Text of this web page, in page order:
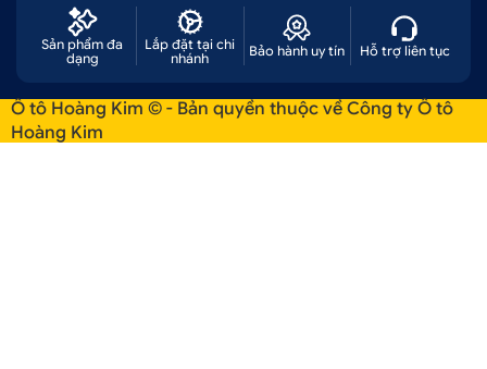
Sản phẩm đa
dạng
Lắp đặt tại chi
nhánh
Bảo hành uy tín Hỗ trợ liên tục
Ô tô Hoàng Kim © - Bản quyền thuộc về Công ty Ô tô
Hoàng Kim